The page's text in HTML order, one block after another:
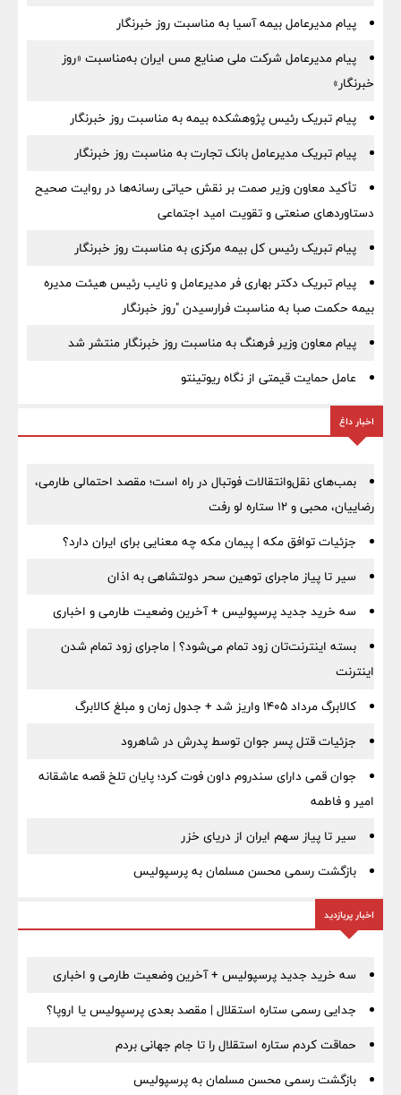
پیام مدیرعامل بیمه آسیا به مناسبت روز خبرنگار
پیام مدیرعامل شرکت ملی صنایع مس ایران به‌مناسبت «روز
خبرنگار»
پیام تبریک رئیس پژوهشکده بیمه به مناسبت روز خبرنگار
پیام تبریک مدیرعامل بانک تجارت به مناسبت روز خبرنگار
تأکید معاون وزیر صمت بر نقش حیاتی رسانه‌ها در روایت صحیح
دستاوردهای صنعتی و تقویت امید اجتماعی
پیام تبریک رئیس کل بیمه مرکزی به مناسبت روز خبرنگار
پیام تبریک دکتر بهاری فر مدیرعامل و نایب رئیس هیئت مدیره
بیمه حکمت صبا به مناسبت فرارسیدن "روز خبرنگار
پیام معاون وزیر فرهنگ به مناسبت روز خبرنگار منتشر شد
عامل حمایت قیمتی از نگاه ریوتینتو
اخبار داغ
بمب‌های نقل‌وانتقالات فوتبال در راه است؛ مقصد احتمالی طارمی،
رضاییان، محبی و ۱۲ ستاره لو رفت
جزئیات توافق مکه | پیمان مکه چه معنایی برای ایران دارد؟
سیر تا پیاز ماجرای توهین سحر دولتشاهی به اذان
سه خرید جدید پرسپولیس + آخرین وضعیت طارمی و اخباری
بسته اینترنت‌تان زود تمام می‌شود؟ | ماجرای زود تمام شدن
اینترنت
کالابرگ مرداد ۱۴۰۵ واریز شد + جدول زمان و مبلغ کالابرگ
جزئیات قتل پسر جوان توسط پدرش در شاهرود
جوان قمی دارای سندروم داون فوت کرد؛ پایان تلخ قصه عاشقانه
امیر و فاطمه
سیر تا پیاز سهم ایران از دریای خزر
بازگشت رسمی محسن مسلمان به پرسپولیس
اخبار پربازدید
سه خرید جدید پرسپولیس + آخرین وضعیت طارمی و اخباری
جدایی رسمی ستاره استقلال | مقصد بعدی پرسپولیس یا اروپا؟
حماقت کردم ستاره استقلال را تا جام جهانی بردم
بازگشت رسمی محسن مسلمان به پرسپولیس